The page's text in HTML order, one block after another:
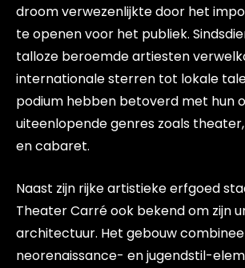
droom verwezenlijkte door het
te openen voor het publiek.
talloze beroemde artiesten
internationale sterren tot lokale
podium hebben betoverd met hun
uiteenlopende genres zoals
en cabaret.
Naast zijn rijke artistieke erfgoed
Theater Carré ook bekend om zijn
architectuur. Het gebouw
neorenaissance- en jugendstil-